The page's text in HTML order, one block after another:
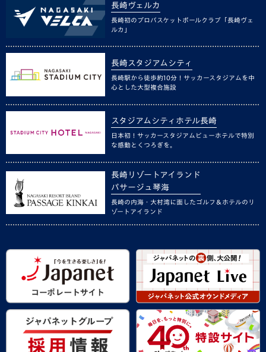
長崎ヴェルカ
長崎初のプロバスケットボールクラブ「長崎ヴェ
ルカ」
長崎スタジアムシティ
長崎駅から徒歩約10分！サッカースタジアムを中
心とした大型複合施設
スタジアムシティホテル長崎
日本初！サッカースタジアムビューホテルで特別
な感動とくつろぎを。
長崎リゾートアイランド
パサージュ琴海
長崎の内海・大村湾に面したゴルフ＆ホテルのリ
ゾートアイランド